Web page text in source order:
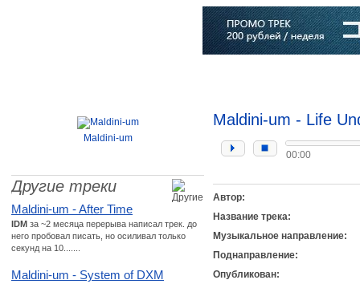
Maldini-um
Другие треки
Maldini-um - After Time
IDM за ~2 месяца перерыва написал трек. до
него пробовал писать, но осиливал только
секунд на 10.......
Maldini-um - System of DXM
Maldini-um - Life
00:00
Автор:
Название трека:
Музыкальное направление:
Поднаправление:
Опубликован: